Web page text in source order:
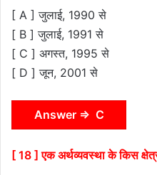
[ A ] जुलाई, 1990 से
[ B ] जुलाई, 1991 से
[ C ] अगस्त, 1995 से
[ D ] जून, 2001 से
Answer ⇒ C
[ 18 ] एक अर्थव्यवस्था के किस